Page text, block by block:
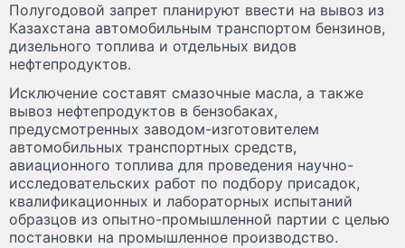
Полугодовой запрет планируют ввести на вывоз из
Казахстана автомобильным транспортом бензинов,
дизельного топлива и отдельных видов
нефтепродуктов.
Исключение составят смазочные масла, а также
вывоз нефтепродуктов в бензобаках,
предусмотренных заводом-изготовителем
автомобильных транспортных средств,
авиационного топлива для проведения научно-
исследовательских работ по подбору присадок,
квалификационных и лабораторных испытаний
образцов из опытно-промышленной партии с целью
постановки на промышленное производство.